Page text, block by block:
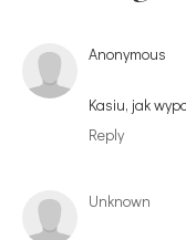
Anonymous
Kasiu, jak
Reply
Unknown